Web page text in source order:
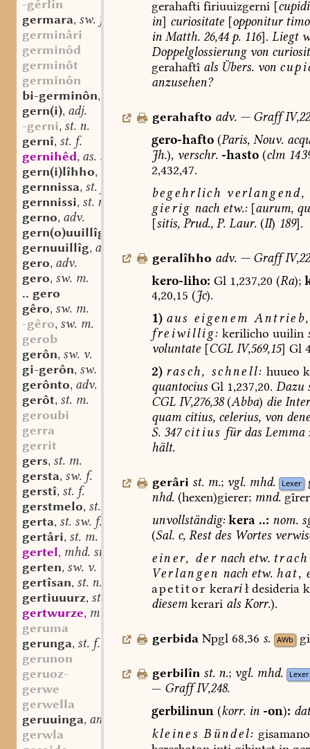
-gêrlîn
germara, sw. f.
germinâri
germinôd
germinôt
germinôn
bi-germinôn,
gern(i), adj.
-gerni, st. n.
gernî, st. f.
gernihêd, as. st. f.
gern(i)lîhho,
gernnissa, st. f.
gernnissi, st. n.
gerno, adv.
gern(o)uuillîgo
gernuuillîg, adj.
gero, adv.
gero, sw. m.
.. gero
gêro, sw. m.
-gêro, sw. m.
gerob
gerôn, sw. v.
gi-gerôn, sw. v.
gerônto, adv.
gerôt, st. m.
geroubi
gerra
gerrit
gers, st. m.
gersta, sw. f.
gerstî, st. f.
gerstmelo, st. n.
gerta, st. sw. f.
gertâri, st. m.
gertel, mhd. st. m. oder n.
gerten, sw. v.
gertîsan, st. n.
gertiuuurz, st. f.
gertwurze, mhd. sw. f.
geruma
gerunga, st. f.
gerunon
geruoz-
gerwe
gerwella
geruuinga, andfrk. st. f.
gerwla
gerahafti firiuuizgerni[
in] curiositate[opponitur
inMatth.26,44p.116]. Liegt
Doppelglossierungvon
gerahaftî alsÜbers.von
anzusehen?
gerahafto adv. —Graff
gero-hafto(Paris,Nouv.
Jh.), verschr. -hasto(clm14
2,432,47.
begehrlich verlangend,
gierig nach etw.:[aurum,
[sitis,Prud.,P.Laur. (II) 189].
geralîhho adv. —Graff
kero-liho: Gl1,237,20 (Ra);
4,20,15 (Jc).
1) aus eigenem Antrieb,
freiwillig: kerilicho uuilin
voluntate[CGLIV,569,15] Gl
2) rasch, schnell: huueo
quantocius Gl1,237,20. Dazu
CGLIV,276,38(Abba) die
quamcitius,celerius,von
S.347 citius fürdasLemma
hält.
gerâri st. m.; vgl. mhd. Lexer
nhd.(hexen)gierer; mnd.
unvollständig: kera..: nom.
(Sal.c, RestdesWortes
einer, der nach etw.
Verlangen nach etw. hat,
apetitor kerarił desideria
diesemkerari alsKorr.).
gerbida Npgl 68,36 s. AWb
gerbilîn st. n.; vgl. mhd. Lexer
— GraffIV,248.
gerbilinun(korr.in -on):
kleines Bündel: